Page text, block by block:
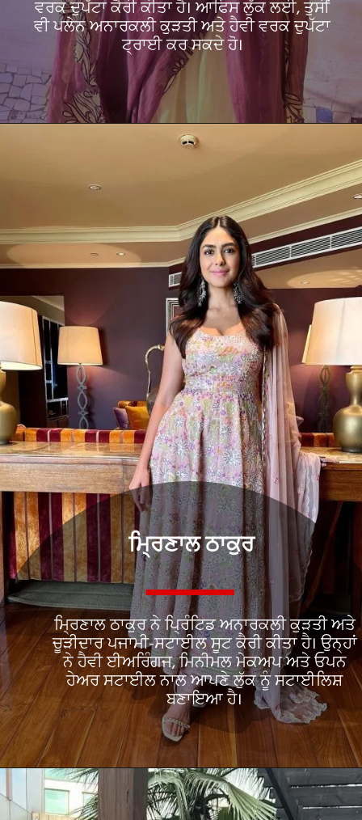
ਵਰਕ ਦੁਪੱਟਾ ਕੈਰੀ ਕੀਤਾ ਹੈ। ਆਫਿਸ ਲੁੱਕ ਲਈ, ਤੁਸੀਂ
ਵੀ ਪਲੇਨ ਅਨਾਰਕਲੀ ਕੁੜਤੀ ਅਤੇ ਹੈਵੀ ਵਰਕ ਦੁਪੱਟਾ
ਟ੍ਰਾਈ ਕਰ ਸਕਦੇ ਹੋ।
ਮ੍ਰਿਣਾਲ ਠਾਕੁਰ ਨੇ ਪ੍ਰਿੰਟਿਡ ਅਨਾਰਕਲੀ ਕੁੜਤੀ ਅਤੇ
ਚੂੜੀਦਾਰ ਪਜਾਮੀ-ਸਟਾਈਲ ਸੂਟ ਕੈਰੀ ਕੀਤਾ ਹੈ। ਉਨ੍ਹਾਂ
ਨੇ ਹੈਵੀ ਈਅਰਿੰਗਜ, ਮਿਨੀਮਲ ਮੇਕਅਪ ਅਤੇ ਓਪਨ
ਹੇਅਰ ਸਟਾਈਲ ਨਾਲ ਆਪਣੇ ਲੁੱਕ ਨੂੰ ਸਟਾਈਲਿਸ਼
ਬਣਾਇਆ ਹੈ।
ਮ੍ਰਿਣਾਲ ਠਾਕੁਰ